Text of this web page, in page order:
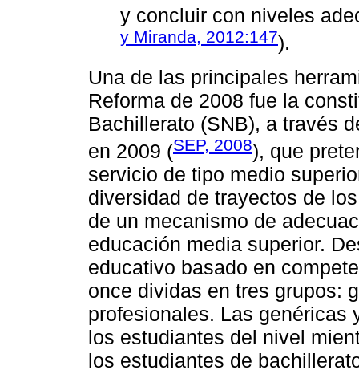
y concluir con niveles
y Miranda, 2012:147).
Una de las principales
Reforma de 2008 fue la
Bachillerato (SNB), a través
en 2009 (SEP, 2008), que
servicio de tipo medio
diversidad de trayectos de
de un mecanismo de
educación media superior.
educativo basado en
once dividas en tres grupos:
profesionales. Las genéricas
los estudiantes del nivel
los estudiantes de